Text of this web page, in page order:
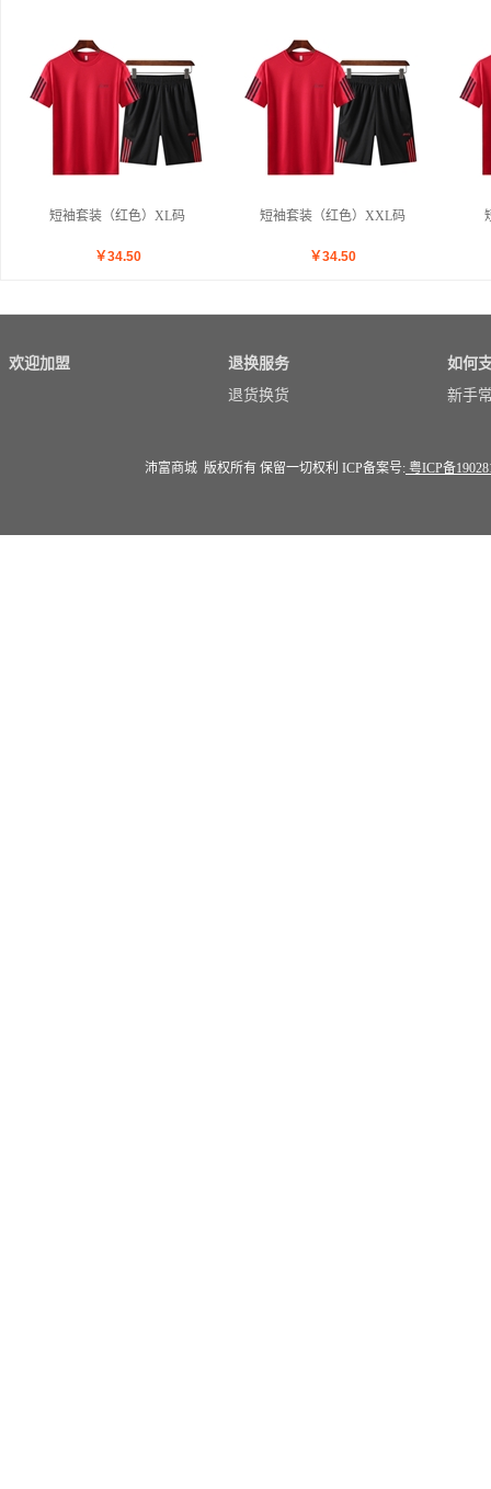
短袖套装（红色）XL码
￥34.50
短袖套装（红色）XXL码
￥34.50
欢迎加盟
退换服务
退货换货
如何
新手
沛富商城 版权所有 保留一切权利 ICP备案号: 粤ICP备